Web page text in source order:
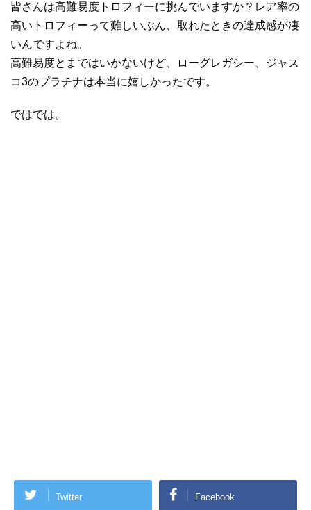
皆さんは高難易度トロフィーに挑んでいますか？レア率の
高いトロフィーって難しいぶん、取れたときの達成感が凄
いんですよね。
高難易度とまではいかないけど、ローグレガシー、ジャス
コ3のプラチナは本当に嬉しかったです。
ではでは。
Twitter Facebook